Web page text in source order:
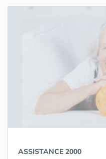
ASSISTANCE 2000